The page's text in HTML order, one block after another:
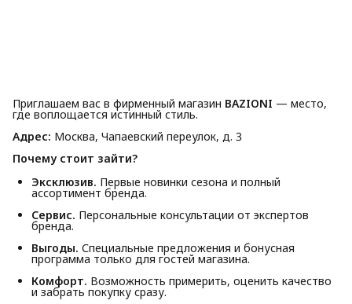
Приглашаем вас в фирменный магазин BAZIONI — место,
где воплощается истинный стиль.
Адрес: Москва, Чапаевский переулок, д. 3
Почему стоит зайти?
Эксклюзив. Первые новинки сезона и полный
ассортимент бренда.
Сервис. Персональные консультации от экспертов
бренда.
Выгоды. Специальные предложения и бонусная
программа только для гостей магазина.
Комфорт. Возможность примерить, оценить качество
и забрать покупку сразу.